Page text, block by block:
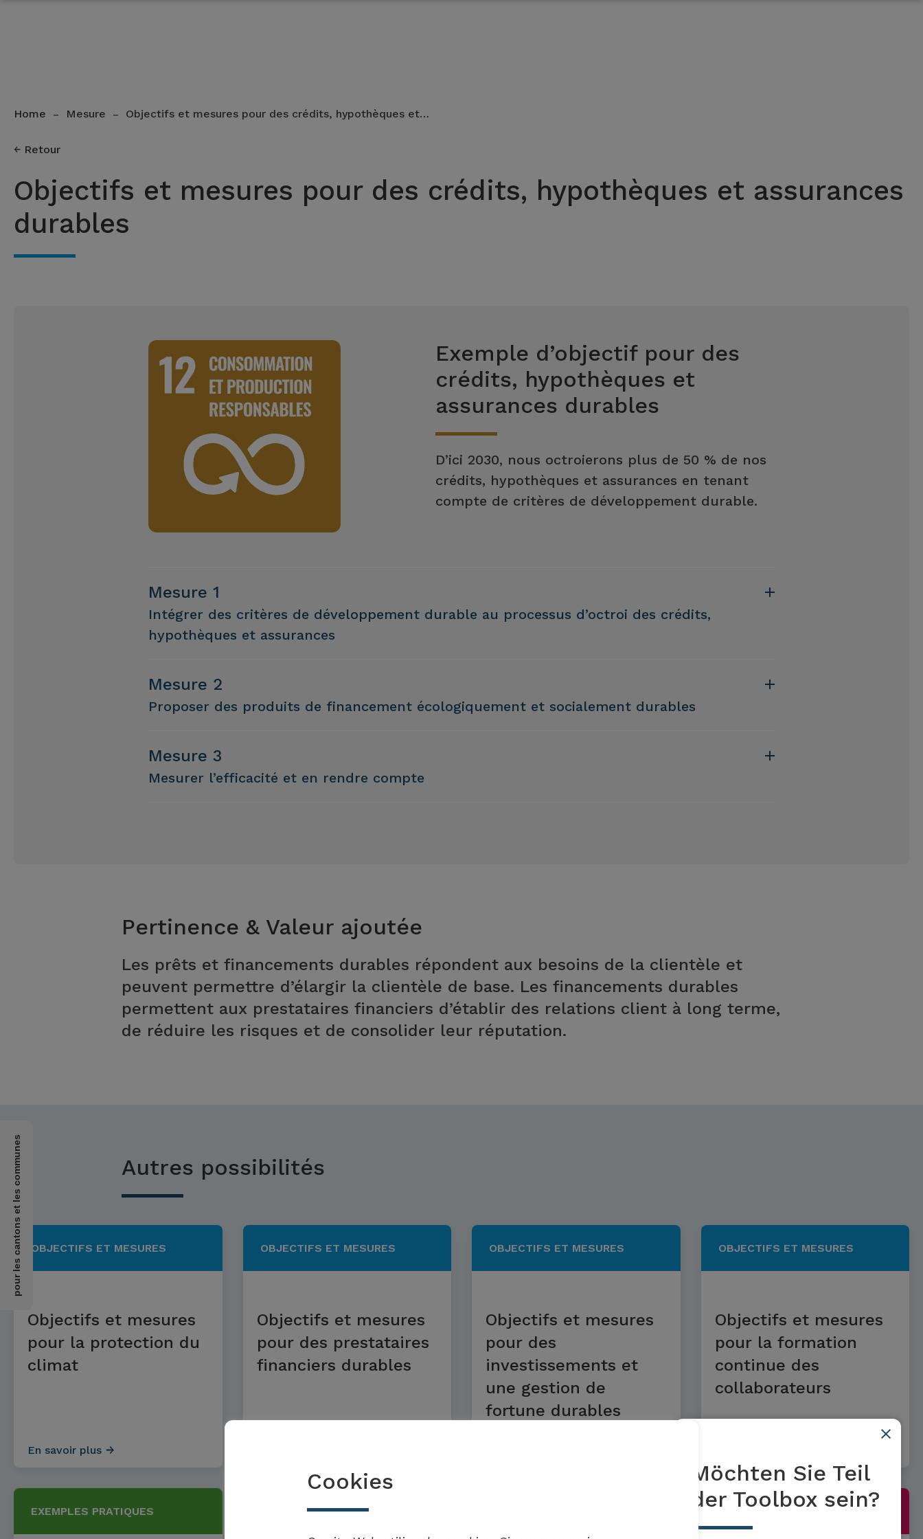
Home – Mesure – Objectifs et mesures pour des crédits, hypothèques et…
Retour
Objectifs et mesures pour des crédits, hypothèques et assurances
durables
Exemple d’objectif pour des
crédits, hypothèques et
assurances durables
D’ici 2030, nous octroierons plus de 50 % de nos
crédits, hypothèques et assurances en tenant
compte de critères de développement durable.
Mesure 1
Intégrer des critères de développement durable au processus d’octroi des crédits,
hypothèques et assurances
Mesure 2
Proposer des produits de financement écologiquement et socialement durables
Mesure 3
Mesurer l’efficacité et en rendre compte
Pertinence & Valeur ajoutée
Les prêts et financements durables répondent aux besoins de la clientèle et
peuvent permettre d’élargir la clientèle de base. Les financements durables
permettent aux prestataires financiers d’établir des relations client à long terme,
de réduire les risques et de consolider leur réputation.
Möchten Sie Teil
der Toolbox sein?
Autres possibilités
OBJECTIFS ET MESURES
Objectifs et mesures
pour la protection du
climat
En savoir plus
OBJECTIFS ET MESURES
Objectifs et mesures
pour des prestataires
financiers durables
OBJECTIFS ET MESURES
Objectifs et mesures
pour des
investissements et
une gestion de
fortune durables
OBJECTIFS ET MESURES
Objectifs et mesures
pour la formation
continue des
collaborateurs
EXEMPLES PRATIQUES EXEMPLES PRATIQUES OUTILS ET NORMES
pour les cantons et les communes
Cookies